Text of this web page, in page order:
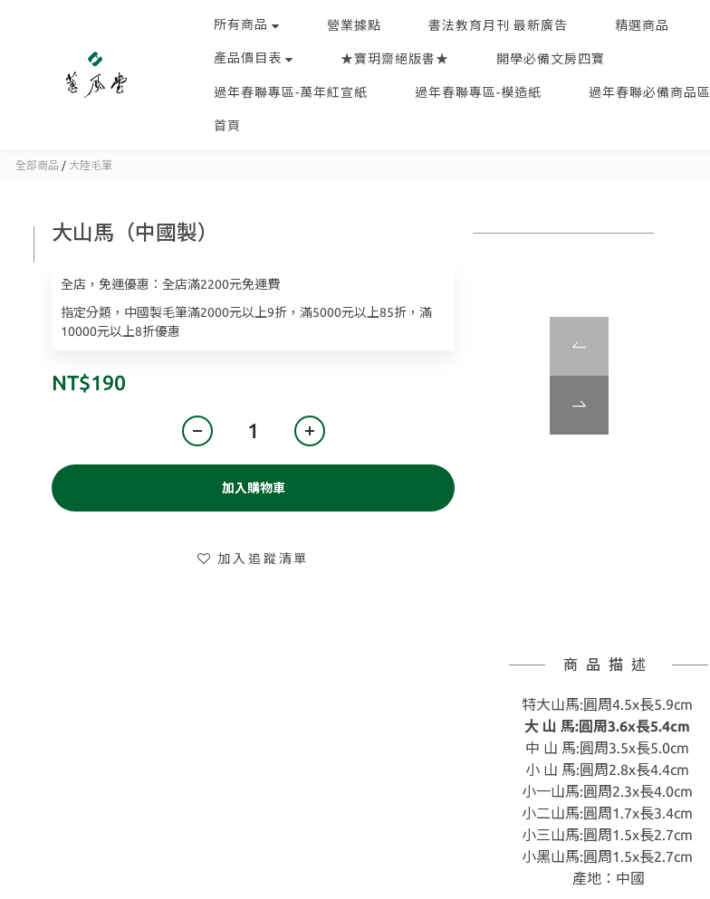
所有商品 營業據點 書法教育月刊 最新廣告 精選商品
產品價目表 ★寶玥齋絕版書★ 開學必備文房四寶
過年春聯專區-萬年紅宣紙 過年春聯專區-模造紙 過年春聯必備商品區
首頁
全部商品 / 大陸毛筆
大山馬（中國製）
全店，免運優惠：全店滿2200元免運費
指定分類，中國製毛筆滿2000元以上9折，滿5000元以上85折，滿
10000元以上8折優惠
NT$190
加入購物車
加入追蹤清單
商品描述
特大山馬:圓周4.5x長5.9cm
大 山 馬:圓周3.6x長5.4cm
中 山 馬:圓周3.5x長5.0cm
小 山 馬:圓周2.8x長4.4cm
小一山馬:圓周2.3x長4.0cm
小二山馬:圓周1.7x長3.4cm
小三山馬:圓周1.5x長2.7cm
小黑山馬:圓周1.5x長2.7cm
產地：中國